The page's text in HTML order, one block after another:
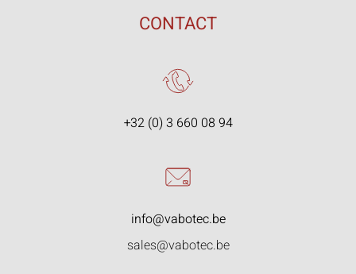
CONTACT
+32 (0) 3 660 08 94
info@vabotec.be
sales@vabotec.be